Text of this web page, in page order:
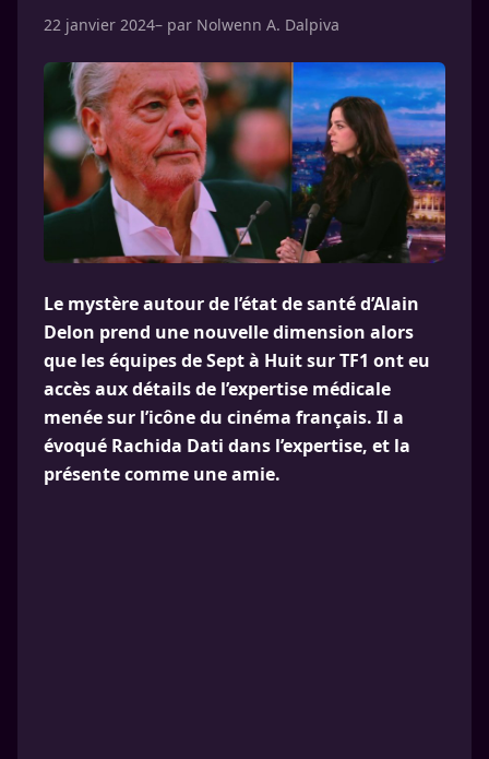
22 janvier 2024– par Nolwenn A. Dalpiva
Le mystère autour de l’état de santé d’Alain
Delon prend une nouvelle dimension alors
que les équipes de Sept à Huit sur TF1 ont eu
accès aux détails de l’expertise médicale
menée sur l’icône du cinéma français. Il a
évoqué Rachida Dati dans l’expertise, et la
présente comme une amie.